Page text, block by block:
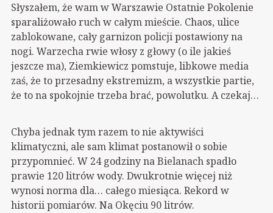
Słyszałem, że wam w Warszawie Ostatnie Pokolenie
sparaliżowało ruch w całym mieście. Chaos, ulice
zablokowane, cały garnizon policji postawiony na
nogi. Warzecha rwie włosy z głowy (o ile jakieś
jeszcze ma), Ziemkiewicz pomstuje, libkowe media
zaś, że to przesadny ekstremizm, a wszystkie partie,
że to na spokojnie trzeba brać, powolutku. A czekaj…
Chyba jednak tym razem to nie aktywiści
klimatyczni, ale sam klimat postanowił o sobie
przypomnieć. W 24 godziny na Bielanach spadło
prawie 120 litrów wody. Dwukrotnie więcej niż
wynosi norma dla… całego miesiąca. Rekord w
historii pomiarów. Na Okęciu 90 litrów.